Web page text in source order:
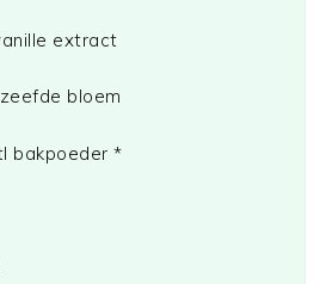
extract
bloem
bakpoeder *